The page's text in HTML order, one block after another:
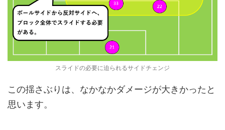
スライドの必要に迫られるサイドチェンジ
この揺さぶりは、なかなかダメージが大きかったと
思います。